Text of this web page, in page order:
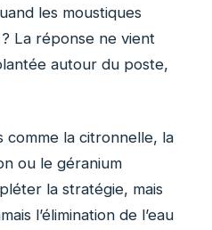
les moustiques
La réponse ne vient
autour du poste,
comme la citronnelle, la
ou le géranium
la stratégie, mais
l’élimination de l’eau